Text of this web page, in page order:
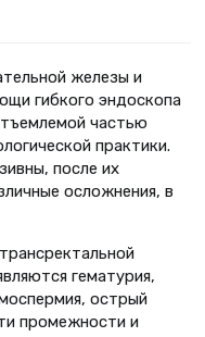
железы и
гибкого эндоскопа
частью
практики.
после их
осложнения, в
гематурия,
острый
промежности и